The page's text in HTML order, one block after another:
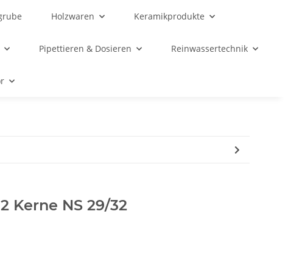
Holzwaren Keramikprodukte
Pipettieren & Dosieren Reinwassertechnik
Kerne NS 29/32